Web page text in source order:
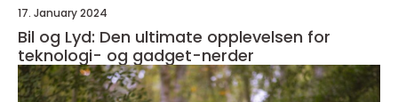
17. January 2024
Bil og Lyd: Den ultimate opplevelsen for
teknologi- og gadget-nerder